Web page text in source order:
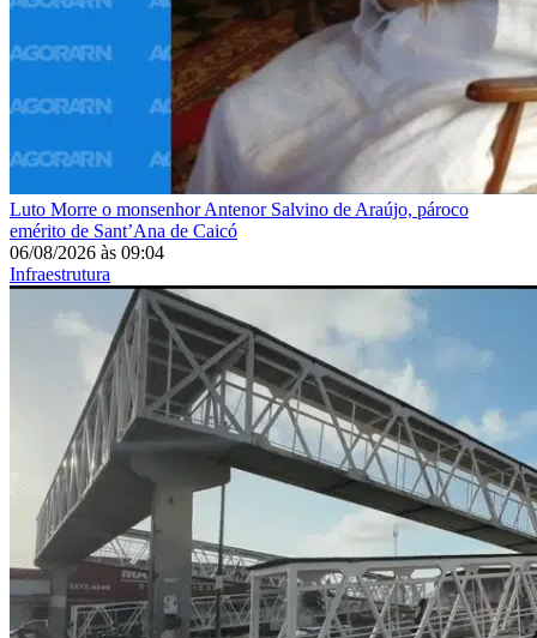
Luto Morre o monsenhor Antenor Salvino de Araújo, pároco
emérito de Sant’Ana de Caicó
06/08/2026 às 09:04
Infraestrutura